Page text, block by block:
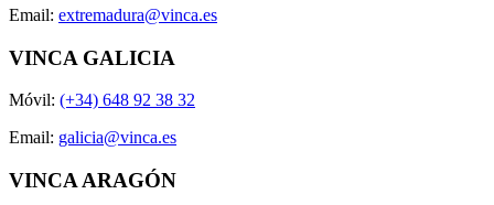
Email: extremadura@vinca.es
VINCA GALICIA
Móvil: (+34) 648 92 38 32
Email: galicia@vinca.es
VINCA ARAGÓN